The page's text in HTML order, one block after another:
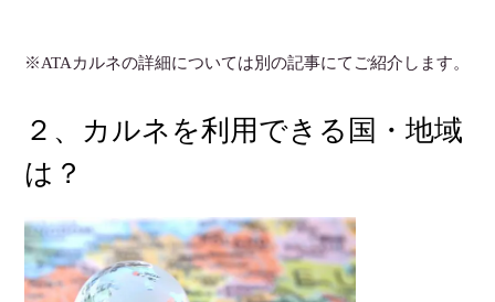
※ATAカルネの詳細については別の記事にてご紹介します。
２、カルネを利用できる国・地域
は？